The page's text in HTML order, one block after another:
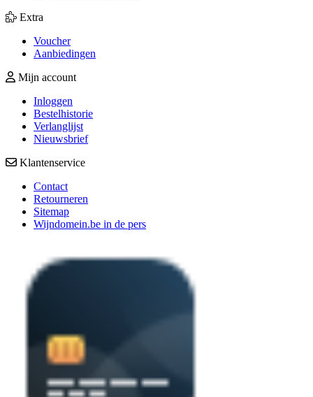
Extra
Voucher
Aanbiedingen
Mijn account
Inloggen
Bestelhistorie
Verlanglijst
Nieuwsbrief
Klantenservice
Contact
Retourneren
Sitemap
Wijndomein.be in de pers